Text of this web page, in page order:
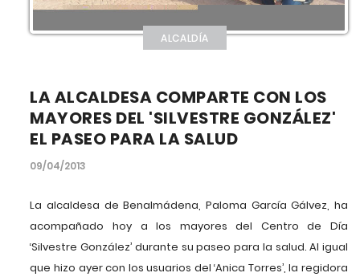
ALCALDÍA
LA ALCALDESA COMPARTE CON LOS
MAYORES DEL 'SILVESTRE GONZÁLEZ'
EL PASEO PARA LA SALUD
09/04/2013
La alcaldesa de Benalmádena, Paloma García Gálvez, ha
acompañado hoy a los mayores del Centro de Día
‘Silvestre González’ durante su paseo para la salud. Al igual
que hizo ayer con los usuarios del ‘Anica Torres’, la regidora